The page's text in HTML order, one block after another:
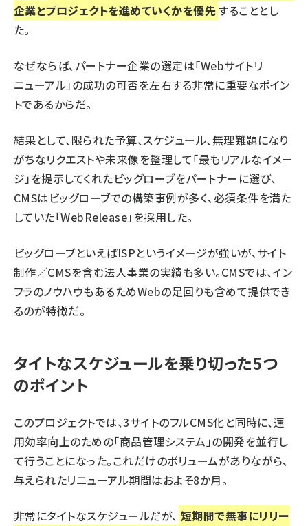
企業とプロジェクトを進めていくかを優先することとし
た。
なぜならば、パートナー企業の選定は「Webサイトリ
ニューアル」の成功の可否を左右する非常に重要なポイン
トであるからだ。
結果として、限られた予算、スケジュール、無理難題になり
がちなリクエストや未来像を整理して「最もリアルなイメー
ジ」を提示してくれたビッグローブをパートナーに選び、
CMSはビッグローブでの構築事例が多く、必須条件を満た
していた「WebRelease」を採用した。
ビッグローブといえばISPというイメージが強いが、サイト
制作／CMSを含む法人事業の実績も多い。CMSでは、イン
フラのノウハウもあるためWebの足回りも含めて提供でき
るのが特徴だ。
タイトなスケジュールを乗り切った5つ
のポイント
このプロジェクトでは、3サイトのフルCMS化と同時に、運
用効率向上のための「商品管理システム」の開発を並行し
て行うことになった。これだけのボリュームがありながら、
与えられたリニューアル期間はおよそ8か月。
非常にタイトなスケジュールだが、 短期間で無事にリリー